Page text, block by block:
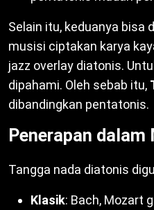
Selain itu, keduanya bisa
musisi ciptakan karya
jazz overlay diatonis.
dipahami. Oleh sebab itu,
dibandingkan pentatonis.
Penerapan dalam
Tangga nada diatonis
Klasik: Bach, Mozart